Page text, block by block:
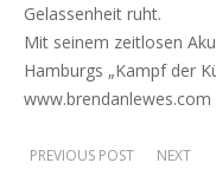
Gelassenheit ruht.
Mit seinem zeitlosen
Hamburgs „Kampf der
www.brendanlewes.com
PREVIOUS POST NEXT